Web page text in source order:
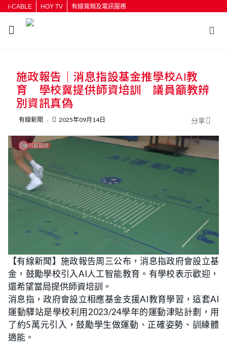
i-CABLE HOY TV 有線寬頻及電訊服務
按輸入鍵開始搜尋
施政報告｜消息指設基金推學校AI教
育 學校冀提供師資培訓 議員籲教辨
別資訊真偽
有線新聞 2025年09月14日 分享
n
m
t
e
o
a
d
e
d
:
1
7
.
9
6
【有線新聞】施政報告周三公布，消息指政府會設立基
金，鼓勵學校引入AI人工智能教育。有學校表示歡迎，
還希望當局提供師資培訓。
消息指，政府會設立相應基金支援AI教育學習，這套AI
運動驛站是學校利用2023/24學年的運動津貼計劃，用
了約5萬元引入，鼓勵學生做運動、正確姿勢、訓練體
適能。